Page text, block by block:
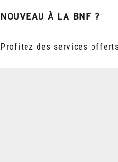
NOUVEAU À LA BNF ?
Profitez des services